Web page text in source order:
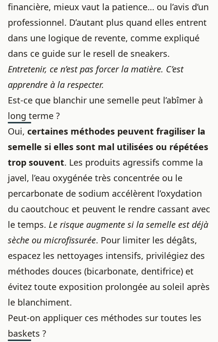
financière, mieux vaut la patience… ou l’avis d’un
professionnel. D’autant plus quand elles entrent
dans une logique de revente, comme expliqué
dans ce guide sur le resell de sneakers.
Entretenir, ce n’est pas forcer la matière. C’est
apprendre à la respecter.
Est-ce que blanchir une semelle peut l’abîmer à
long terme ?
Oui, certaines méthodes peuvent fragiliser la
semelle si elles sont mal utilisées ou répétées
trop souvent. Les produits agressifs comme la
javel, l’eau oxygénée très concentrée ou le
percarbonate de sodium accélèrent l’oxydation
du caoutchouc et peuvent le rendre cassant avec
le temps. Le risque augmente si la semelle est déjà
sèche ou microfissurée. Pour limiter les dégâts,
espacez les nettoyages intensifs, privilégiez des
méthodes douces (bicarbonate, dentifrice) et
évitez toute exposition prolongée au soleil après
le blanchiment.
Peut-on appliquer ces méthodes sur toutes les
baskets ?